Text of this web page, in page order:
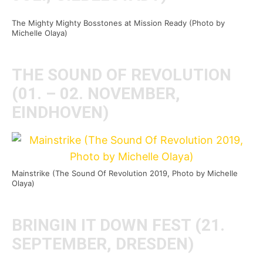
The Mighty Mighty Bosstones at Mission Ready (Photo by
Michelle Olaya)
THE SOUND OF REVOLUTION
(01. – 02. NOVEMBER,
EINDHOVEN)
Mainstrike (The Sound Of Revolution 2019, Photo by Michelle
Olaya)
BRINGIN IT DOWN FEST (21.
SEPTEMBER, DRESDEN)